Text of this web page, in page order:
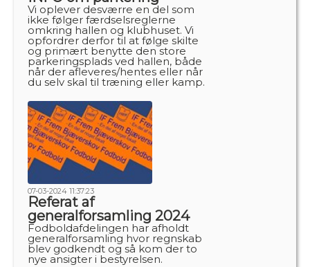
Vi oplever desværre en del som
ikke følger færdselsreglerne
omkring hallen og klubhuset. Vi
opfordrer derfor til at følge skilte
og primært benytte den store
parkeringsplads ved hallen, både
når der afleveres/hentes eller når
du selv skal til træning eller kamp.
07-03-2024 11:37:23
Referat af
generalforsamling 2024
Fodboldafdelingen har afholdt
generalforsamling hvor regnskab
blev godkendt og så kom der to
nye ansigter i bestyrelsen.